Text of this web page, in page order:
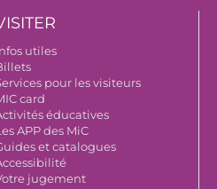
utiles
pour les visiteurs
card
éducatives
APP des MiC
et catalogues
jugement